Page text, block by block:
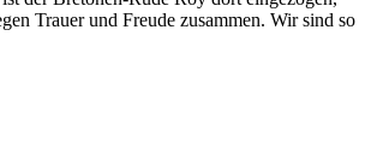
Trauer und Freude zusammen. Wir sind so